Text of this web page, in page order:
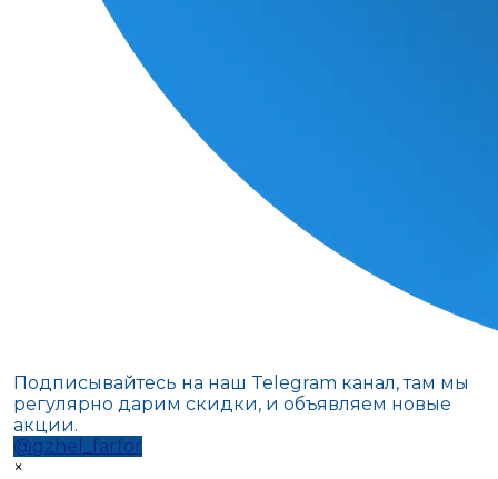
Подписывайтесь на наш Telegram канал, там мы
регулярно дарим скидки, и объявляем новые
акции.
@gzhel_farfor
×